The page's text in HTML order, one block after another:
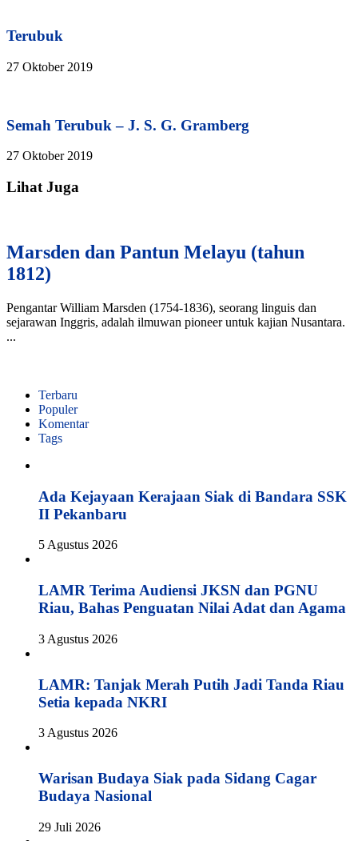
Terubuk
27 Oktober 2019
Semah Terubuk – J. S. G. Gramberg
27 Oktober 2019
Lihat Juga
Marsden dan Pantun Melayu (tahun
1812)
Pengantar William Marsden (1754-1836), seorang linguis dan
sejarawan Inggris, adalah ilmuwan pioneer untuk kajian Nusantara.
...
Terbaru
Populer
Komentar
Tags
Ada Kejayaan Kerajaan Siak di Bandara SSK
II Pekanbaru
5 Agustus 2026
LAMR Terima Audiensi JKSN dan PGNU
Riau, Bahas Penguatan Nilai Adat dan Agama
3 Agustus 2026
LAMR: Tanjak Merah Putih Jadi Tanda Riau
Setia kepada NKRI
3 Agustus 2026
Warisan Budaya Siak pada Sidang Cagar
Budaya Nasional
29 Juli 2026